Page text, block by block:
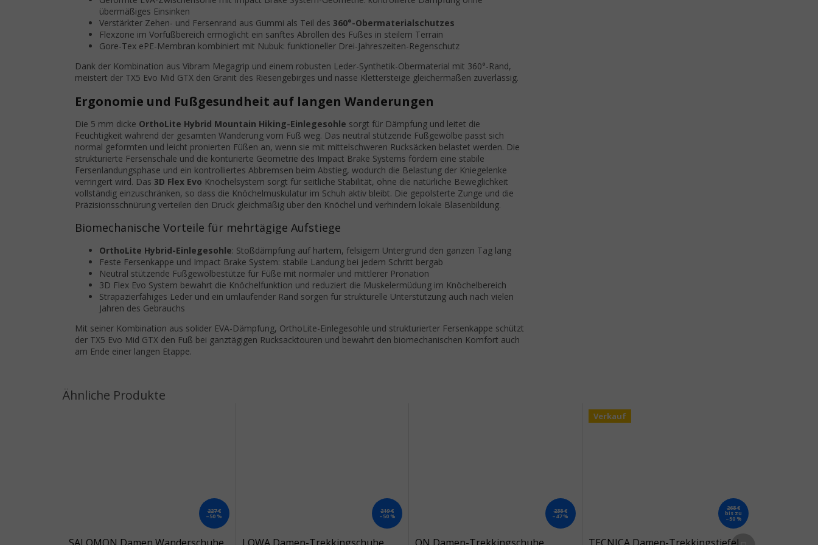
übermäßiges Einsinken
Verstärkter Zehen- und Fersenrand aus Gummi als Teil des 360°-Obermaterialschutzes
Flexzone im Vorfußbereich ermöglicht ein sanftes Abrollen des Fußes in steilem Terrain
Gore-Tex ePE-Membran kombiniert mit Nubuk: funktioneller Drei-Jahreszeiten-Regenschutz
Dank der Kombination aus Vibram Megagrip und einem robusten Leder-Synthetik-Obermaterial mit 360°-Rand,
meistert der TX5 Evo Mid GTX den Granit des Riesengebirges und nasse Klettersteige gleichermaßen zuverlässig.
Ergonomie und Fußgesundheit auf langen Wanderungen
Die 5 mm dicke OrthoLite Hybrid Mountain Hiking-Einlegesohle sorgt für Dämpfung und leitet die
Feuchtigkeit während der gesamten Wanderung vom Fuß weg. Das neutral stützende Fußgewölbe passt sich
normal geformten und leicht pronierten Füßen an, wenn sie mit mittelschweren Rucksäcken belastet werden. Die
strukturierte Fersenschale und die konturierte Geometrie des Impact Brake Systems fördern eine stabile
Fersenlandungsphase und ein kontrolliertes Abbremsen beim Abstieg, wodurch die Belastung der Kniegelenke
verringert wird. Das 3D Flex Evo Knöchelsystem sorgt für seitliche Stabilität, ohne die natürliche Beweglichkeit
vollständig einzuschränken, so dass die Knöchelmuskulatur im Schuh aktiv bleibt. Die gepolsterte Zunge und die
Präzisionsschnürung verteilen den Druck gleichmäßig über den Knöchel und verhindern lokale Blasenbildung.
Biomechanische Vorteile für mehrtägige Aufstiege
OrthoLite Hybrid-Einlegesohle: Stoßdämpfung auf hartem, felsigem Untergrund den ganzen Tag lang
Feste Fersenkappe und Impact Brake System: stabile Landung bei jedem Schritt bergab
Neutral stützende Fußgewölbestütze für Füße mit normaler und mittlerer Pronation
3D Flex Evo System bewahrt die Knöchelfunktion und reduziert die Muskelermüdung im Knöchelbereich
Strapazierfähiges Leder und ein umlaufender Rand sorgen für strukturelle Unterstützung auch nach vielen
Jahren des Gebrauchs
Mit seiner Kombination aus solider EVA-Dämpfung, OrthoLite-Einlegesohle und strukturierter Fersenkappe schützt
der TX5 Evo Mid GTX den Fuß bei ganztägigen Rucksacktouren und bewahrt den biomechanischen Komfort auch
am Ende einer langen Etappe.
227 €
–50 %
219 €
–50 %
238 €
–47 %
Verkauf
268 €
bis zu
–50 %